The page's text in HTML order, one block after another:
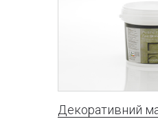
матеріалів NOVACOLOR і
При бажанні виконати
силами, Ви можете просто
штукатурку Archi + BIG від
Декоративний